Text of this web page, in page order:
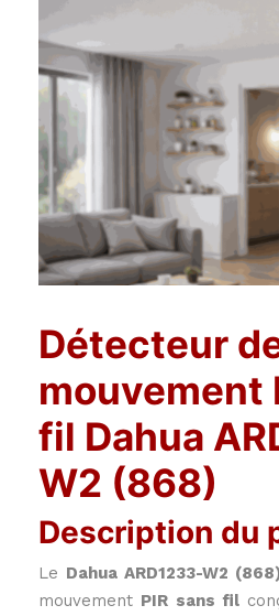
Détecteur
mouvement
fil Dahua
W2 (868)
Description du
Le Dahua ARD1233-W2
mouvement PIR sans fil